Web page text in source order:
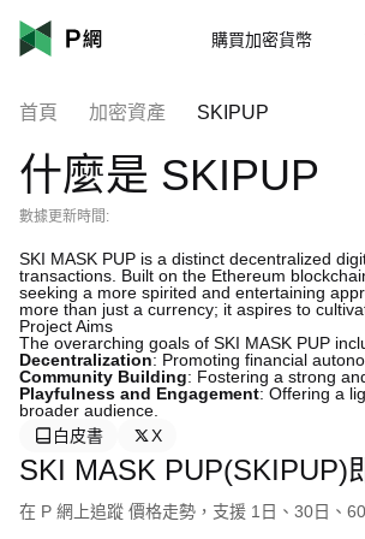
購買加密貨幣
首頁 加密資產 SKIPUP
什麼是 SKIPUP
數據更新時間:
SKI MASK PUP is a distinct decentralized
transactions. Built on the Ethereum
seeking a more spirited and entertaining
more than just a currency; it aspires to
Project Aims
The overarching goals of SKI MASK PUP
Decentralization: Promoting financial
Community Building: Fostering a strong
Playfulness and Engagement: Offering a
broader audience.
白皮書
X
SKI MASK PUP(SKIPUP)
在 P 網上追蹤 價格走勢，支援 1日、30日、